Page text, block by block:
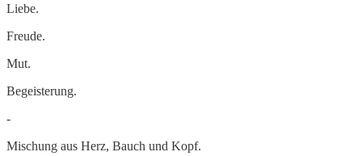
Liebe.
Freude.
Mut.
Begeisterung.
-
Mischung aus Herz, Bauch und Kopf.